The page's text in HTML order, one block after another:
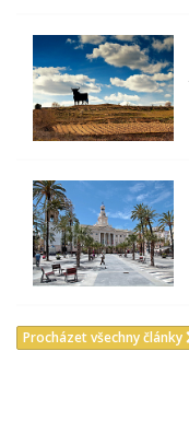
Procházet všechny články